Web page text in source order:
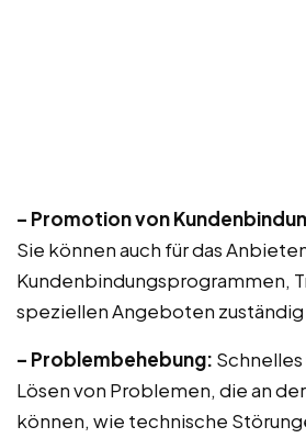
– Promotion von
Sie können auch für das
Kundenbindungsprogrammen,
speziellen Angeboten zuständig
– Problembehebung:
Lösen von Problemen, die an
können, wie technische